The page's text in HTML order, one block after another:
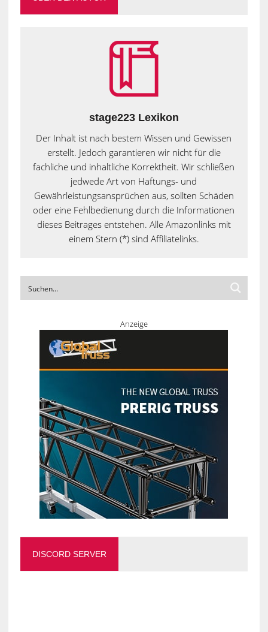
stage223 Lexikon
Der Inhalt ist nach bestem Wissen und Gewissen
erstellt. Jedoch garantieren wir nicht für die
fachliche und inhaltliche Korrektheit. Wir schließen
jedwede Art von Haftungs- und
Gewährleistungsansprüchen aus, sollten Schäden
oder eine Fehlbedienung durch die Informationen
dieses Beitrages entstehen. Alle Amazonlinks mit
einem Stern (*) sind Affiliatelinks.
Anzeige
DISCORD SERVER